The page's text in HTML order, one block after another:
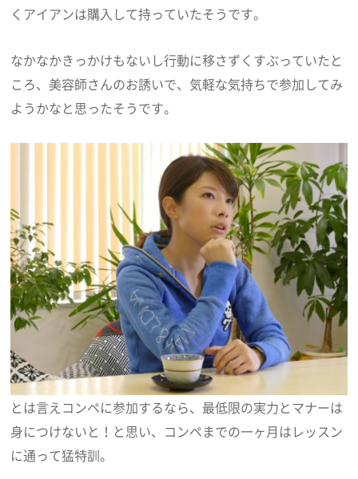
くアイアンは購入して持っていたそうです。
なかなかきっかけもないし行動に移さずくすぶっていたと
ころ、美容師さんのお誘いで、気軽な気持ちで参加してみ
ようかなと思ったそうです。
とは言えコンペに参加するなら、最低限の実力とマナーは
身につけないと！と思い、コンペまでの一ヶ月はレッスン
に通って猛特訓。